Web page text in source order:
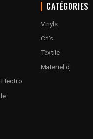
CATÉGORIES
Vinyls
Cd's
Textile
Materiel dj